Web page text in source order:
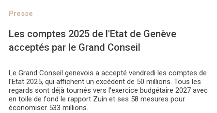
Presse
Les comptes 2025 de l'Etat de Genève
acceptés par le Grand Conseil
Le Grand Conseil genevois a accepté vendredi les comptes de
l'Etat 2025, qui affichent un excédent de 50 millions. Tous les
regards sont déjà tournés vers l'exercice budgétaire 2027 avec
en toile de fond le rapport Zuin et ses 58 mesures pour
économiser 533 millions.